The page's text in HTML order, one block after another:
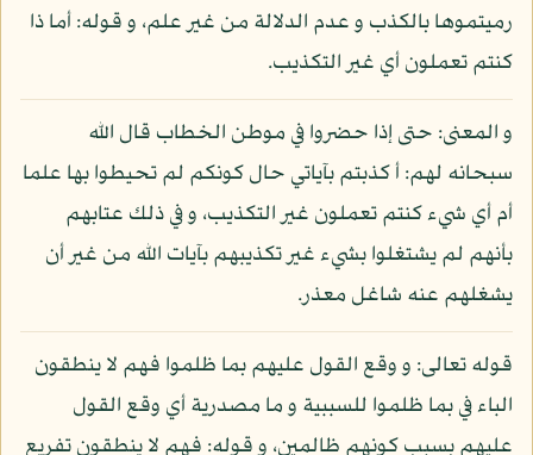
رميتموها بالكذب و عدم الدلالة من غير علم، و قوله: أما ذا
كنتم تعملون أي غير التكذيب.
و المعنى: حتى إذا حضروا في موطن الخطاب قال الله
سبحانه لهم: أ كذبتم بآياتي حال كونكم لم تحيطوا بها علما
أم أي شيء كنتم تعملون غير التكذيب، و في ذلك عتابهم
بأنهم لم يشتغلوا بشيء غير تكذيبهم بآيات الله من غير أن
يشغلهم عنه شاغل معذر.
قوله تعالى: و وقع القول عليهم بما ظلموا فهم لا ينطقون
الباء في بما ظلموا للسببية و ما مصدرية أي وقع القول
عليهم بسبب كونهم ظالمين، و قوله: فهم لا ينطقون تفريع